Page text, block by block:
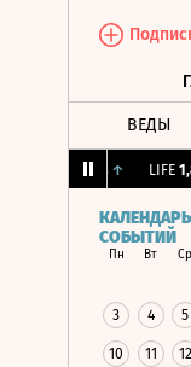
ВЕДЫ
↑ LIFE
КАЛЕНДАРЬ
СОБЫТИЙ
Пн Вт Ср
3 4 5
10 11 12